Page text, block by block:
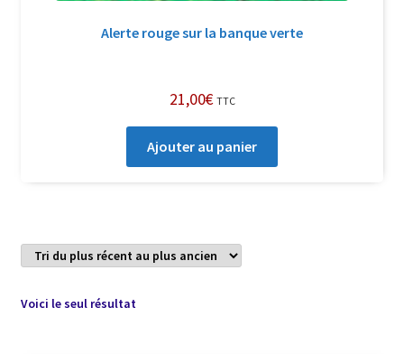
Alerte rouge sur la banque verte
21,00€ TTC
Ajouter au panier
Voici le seul résultat